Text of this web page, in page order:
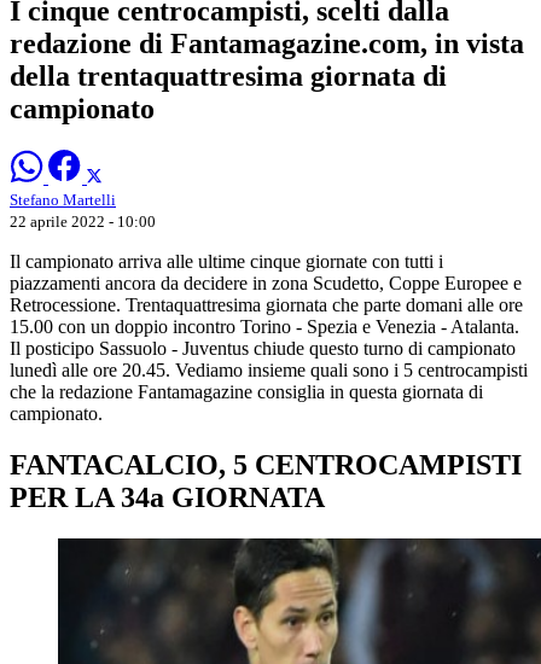
I cinque centrocampisti, scelti dalla
redazione di Fantamagazine.com, in vista
della trentaquattresima giornata di
campionato
Stefano Martelli
22 aprile 2022 - 10:00
Il campionato arriva alle ultime cinque giornate con tutti i
piazzamenti ancora da decidere in zona Scudetto, Coppe Europee e
Retrocessione. Trentaquattresima giornata che parte domani alle ore
15.00 con un doppio incontro Torino - Spezia e Venezia - Atalanta.
Il posticipo Sassuolo - Juventus chiude questo turno di campionato
lunedì alle ore 20.45. Vediamo insieme quali sono i 5 centrocampisti
che la redazione Fantamagazine consiglia in questa giornata di
campionato.
FANTACALCIO, 5 CENTROCAMPISTI
PER LA 34a GIORNATA